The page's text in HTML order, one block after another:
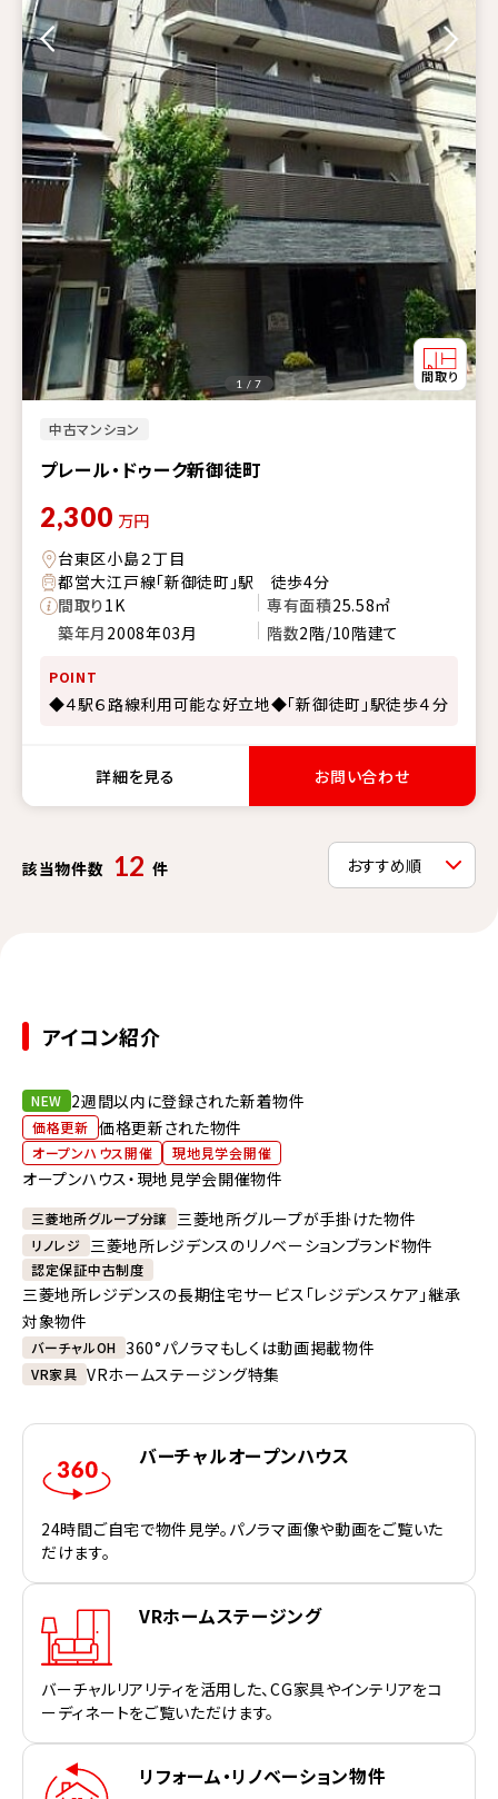
中古マンション
プレール・ドゥーク新御徒町
1 / 7
2,300 万円
台東区小島２丁目
都営大江戸線「新御徒町」駅 徒歩4分
間取り1K 専有面積25.58㎡
築年月 2008年03月 階数2階/10階建て
POINT
◆４駅６路線利用可能な好立地◆「新御徒町」駅徒歩４分
詳細を見る お問い合わせ
該当物件数 12 件
アイコン紹介
NEW 2週間以内に登録された新着物件
価格更新 価格更新された物件
オープンハウス開催 現地見学会開催
オープンハウス・現地見学会開催物件
三菱地所グループ分譲 三菱地所グループが手掛けた物件
リノレジ 三菱地所レジデンスのリノベーションブランド物件
認定保証中古制度
三菱地所レジデンスの長期住宅サービス「レジデンスケア」継承
対象物件
バーチャルOH 360°パノラマもしくは動画掲載物件
VR家具 VRホームステージング特集
バーチャルオープンハウス
24時間ご自宅で物件見学。パノラマ画像や動画をご覧いた
だけます。
VRホームステージング
バーチャルリアリティを活用した、CG家具やインテリアをコ
ーディネートをご覧いただけます。
リフォーム・リノベーション物件